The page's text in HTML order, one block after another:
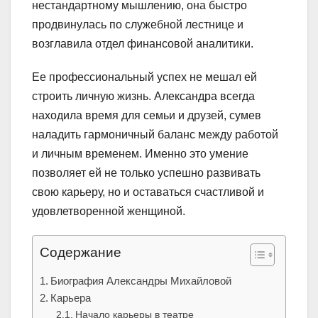
нестандартному мышлению, она быстро
продвинулась по служебной лестнице и
возглавила отдел финансовой аналитики.
Ее профессиональный успех не мешал ей
строить личную жизнь. Александра всегда
находила время для семьи и друзей, сумев
наладить гармоничный баланс между работой
и личным временем. Именно это умение
позволяет ей не только успешно развивать
свою карьеру, но и оставаться счастливой и
удовлетворенной женщиной.
Содержание
Биография Александры Михайловой
Карьера
Начало карьеры в театре